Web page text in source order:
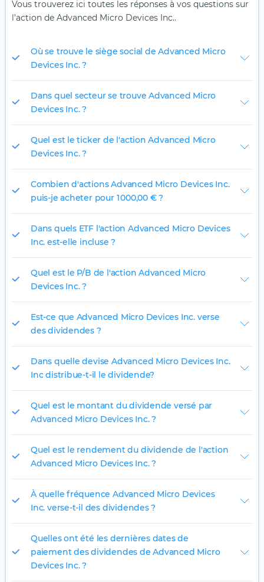
Vous trouverez ici toutes les réponses à vos questions sur
l'action de Advanced Micro Devices Inc..
Où se trouve le siège social de Advanced Micro
Devices Inc. ?
Dans quel secteur se trouve Advanced Micro
Devices Inc. ?
Quel est le ticker de l'action Advanced Micro
Devices Inc. ?
Combien d'actions Advanced Micro Devices Inc.
puis-je acheter pour 1 000,00 € ?
Dans quels ETF l'action Advanced Micro Devices
Inc. est-elle incluse ?
Quel est le P/B de l'action Advanced Micro
Devices Inc. ?
Est-ce que Advanced Micro Devices Inc. verse
des dividendes ?
Dans quelle devise Advanced Micro Devices Inc.
Inc distribue-t-il le dividende?
Quel est le montant du dividende versé par
Advanced Micro Devices Inc. ?
Quel est le rendement du dividende de l'action
Advanced Micro Devices Inc. ?
À quelle fréquence Advanced Micro Devices
Inc. verse-t-il des dividendes ?
Quelles ont été les dernières dates de
paiement des dividendes de Advanced Micro
Devices Inc. ?